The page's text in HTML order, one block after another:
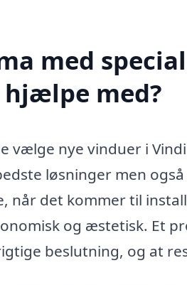
med
med?
vælge nye vinduer i
løsninger men
når det kommer til
og æstetisk. Et
beslutning, og at